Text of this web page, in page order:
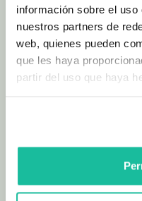
información sobre el
nuestros partners de
web, quienes pueden
que les haya
partir del uso que haya
Finca Fundición de
33540. Arriondas. Asturias
985 841 282
661 970 883
eap@piraguismo.com